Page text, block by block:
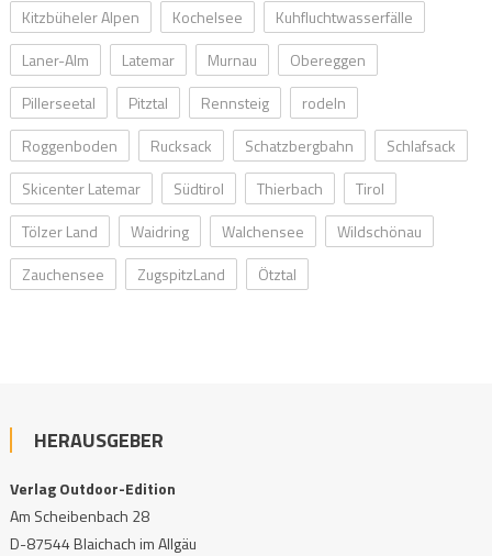
Kitzbüheler Alpen
Kochelsee
Kuhfluchtwasserfälle
Laner-Alm
Latemar Murnau
Obereggen
Pillerseetal
Pitztal Rennsteig
rodeln
Roggenboden
Rucksack Schatzbergbahn
Schlafsack
Skicenter Latemar
Südtirol Thierbach
Tirol
Tölzer Land
Waidring Walchensee
Wildschönau
Zauchensee
ZugspitzLand Ötztal
HERAUSGEBER
Verlag Outdoor-Edition
Am Scheibenbach 28
D-87544 Blaichach im Allgäu